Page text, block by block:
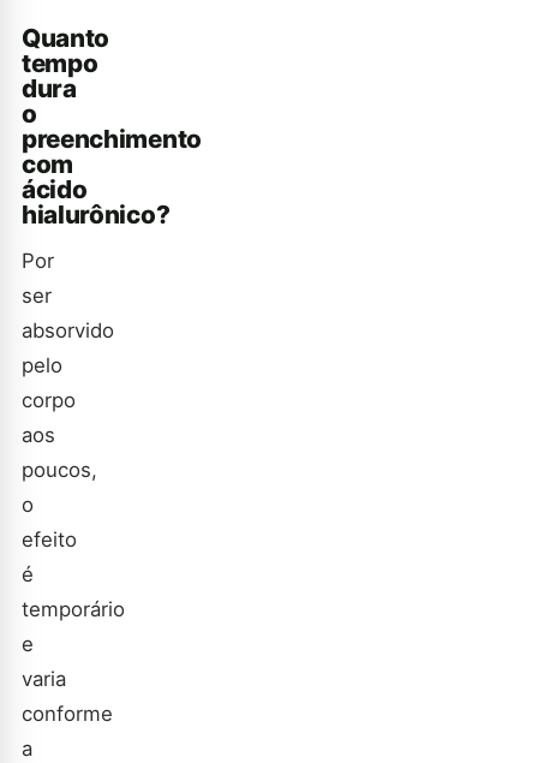
Quanto
tempo
dura
o
preenchimento
com
ácido
hialurônico?
Por
ser
absorvido
pelo
corpo
aos
poucos,
o
efeito
é
temporário
e
varia
conforme
a